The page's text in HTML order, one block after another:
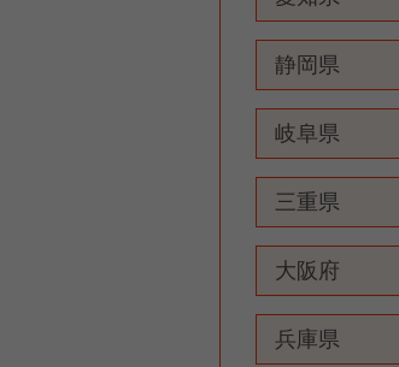
静岡県
岐阜県
三重県
大阪府
兵庫県